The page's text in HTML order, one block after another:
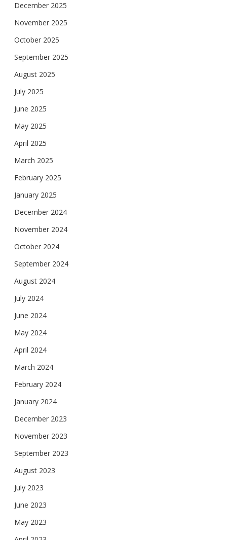
December 2025
November 2025
October 2025
September 2025
August 2025
July 2025
June 2025
May 2025
April 2025
March 2025
February 2025
January 2025
December 2024
November 2024
October 2024
September 2024
August 2024
July 2024
June 2024
May 2024
April 2024
March 2024
February 2024
January 2024
December 2023
November 2023
September 2023
August 2023
July 2023
June 2023
May 2023